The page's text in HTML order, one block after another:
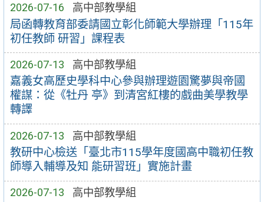
2026-07-16 高中部教學組
局函轉教育部委請國立彰化師範大學辦理「115年
初任教師 研習」課程表
2026-07-13 高中部教學組
嘉義女高歷史學科中心參與辦理遊園驚夢與帝國
權謀：從《牡丹 亭》到清宮紅樓的戲曲美學教學
轉譯
2026-07-13 高中部教學組
教研中心檢送「臺北市115學年度國高中職初任教
師導入輔導及知 能研習班」實施計畫
2026-07-13 高中部教學組